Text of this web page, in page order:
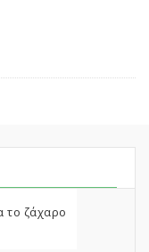
το ζάχαρο